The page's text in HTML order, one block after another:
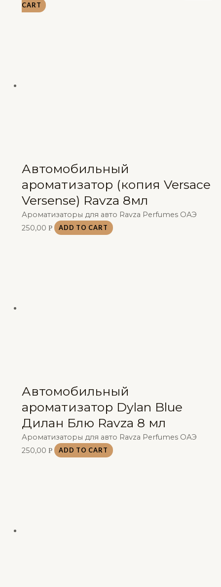
CART
Автомобильный
ароматизатор (копия Versace
Versense) Ravza 8мл
Ароматизаторы для авто Ravza Perfumes ОАЭ
250,00 Р ADD TO CART
Автомобильный
ароматизатор Dylan Blue
Дилан Блю Ravza 8 мл
Ароматизаторы для авто Ravza Perfumes ОАЭ
250,00 Р ADD TO CART